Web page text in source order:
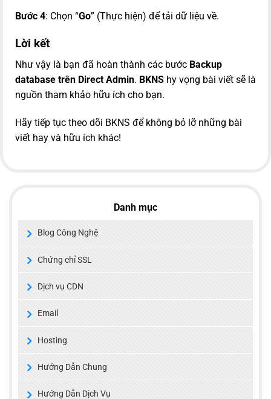
Bước 4: Chọn “Go” (Thực hiện) để tải dữ liệu về.
Lời kết
Như vậy là bạn đã hoàn thành các bước Backup
database trên Direct Admin. BKNS hy vọng bài viết sẽ là
nguồn tham khảo hữu ích cho bạn.
Hãy tiếp tục theo dõi BKNS để không bỏ lỡ những bài
viết hay và hữu ích khác!
Danh mục
Blog Công Nghệ
Chứng chỉ SSL
Dịch vụ CDN
Email
Hosting
Hướng Dẫn Chung
Hướng Dẫn Dịch Vụ